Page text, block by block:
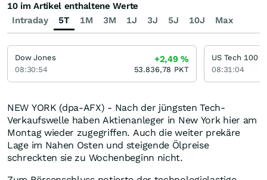
NEW YORK (dpa-AFX) - Nach der jüngsten Tech-
Verkaufswelle haben Aktienanleger in New York hier am
Montag wieder zugegriffen. Auch die weiter prekäre
Lage im Nahen Osten und steigende Ölpreise
schreckten sie zu Wochenbeginn nicht.
Intraday 5T 1M 3M 1J 3J 5J 10J Max
10 im Artikel enthaltene Werte
Dow Jones
08:30:54
+2,49%
53.836,78 PKT
US Tech 100
08:31:04